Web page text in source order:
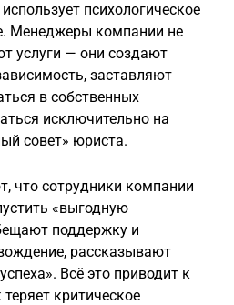
психологическое
Менеджеры компании не
услуги — они создают
заставляют
в собственных
исключительно на
совет» юриста.
что сотрудники компании
«выгодную
поддержку и
рассказывают
Всё это приводит к
критическое